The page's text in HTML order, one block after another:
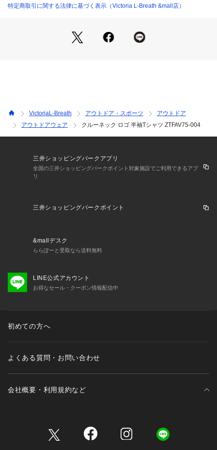
●AIGLEのロゴプリント
用したりシャツなどのインナーとして活用するのもおすすめ。
商品の色味が若干異なる場合があります。
※掲載の価格・製品のパッケージ・デザイン・仕様について、
予告なく変更することがあります。あらかじめご了承くださ
toria L-Breath カットソー Ladys レディース れでぃーす 女性
トレッキングウェア アウトドア レジャー トップス カジュアル
白 ホワイト 2024sspup_lb ts_shp 2409_lb_outl 251130_ma
特定商取引に関する法律に基づく表示（Victoria L-Breath &mall店）
VictoriaL-Breath アウトドア・スポーツ
アウトドア
アウトドアウェア
クルーネック ロゴ 半袖Tシャツ ZTFAV75-004
三井ショッピングパークアプリ
全国の三井ショッピングパークポイント対象施設でご利用できるアプ
リ
三井ショッピングパークポイント
&mallデスク
ららぽーと受取なら送料無料
LINE公式アカウント
お得なセール・クーポン情報配信中
初めての方へ
よくある質問・お問い合わせ
会社概要・利用規約など